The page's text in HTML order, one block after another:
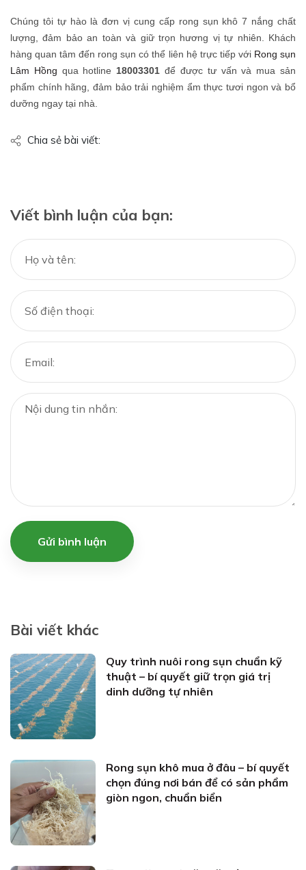
Chúng tôi tự hào là đơn vị cung cấp rong sụn khô 7 nắng chất
lượng, đảm bảo an toàn và giữ trọn hương vị tự nhiên. Khách
hàng quan tâm đến rong sụn có thể liên hệ trực tiếp với Rong sụn
Lâm Hồng qua hotline 18003301 để được tư vấn và mua sản
phẩm chính hãng, đảm bảo trải nghiệm ẩm thực tươi ngon và bổ
dưỡng ngay tại nhà.
Chia sẻ bài viết:
Viết bình luận của bạn:
Gửi bình luận
Bài viết khác
Quy trình nuôi rong sụn chuẩn kỹ
thuật – bí quyết giữ trọn giá trị
dinh dưỡng tự nhiên
Rong sụn khô mua ở đâu – bí quyết
chọn đúng nơi bán để có sản phẩm
giòn ngon, chuẩn biển